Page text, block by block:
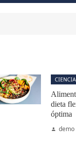
dieta
óptima
demo